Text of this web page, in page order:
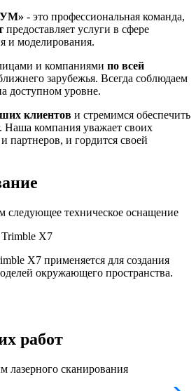
- это профессиональная команда,
предоставляет услуги в сфере
и моделирования.
и компаниями по всей
зарубежья. Всегда соблюдаем
доступном уровне.
клиентов и стремимся обеспечить
Наша компания уважает своих
партнеров, и гордится своей
следующее техническое оснащение
X7 применяется для создания
окружающего пространства.
работ
лазерного сканирования